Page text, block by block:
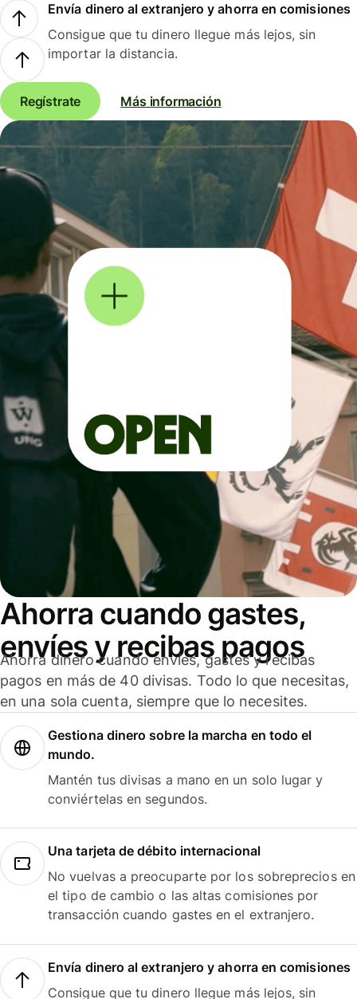
Envía dinero al extranjero y ahorra en comisiones
Consigue que tu dinero llegue más lejos, sin
importar la distancia.
Regístrate Más información
Ahorra cuando gastes,
envíes y recibas pagos
Ahorra dinero cuando envíes, gastes y recibas
pagos en más de 40 divisas. Todo lo que necesitas,
en una sola cuenta, siempre que lo necesites.
Gestiona dinero sobre la marcha en todo el
mundo.
Mantén tus divisas a mano en un solo lugar y
conviértelas en segundos.
Una tarjeta de débito internacional
No vuelvas a preocuparte por los sobreprecios en
el tipo de cambio o las altas comisiones por
transacción cuando gastes en el extranjero.
Envía dinero al extranjero y ahorra en comisiones
Consigue que tu dinero llegue más lejos, sin